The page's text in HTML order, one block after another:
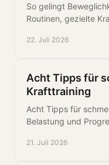
So gelingt
Routinen, gezielte
und Sport.
22. Juli 2026
Acht Tipps für
Krafttraining
Acht Tipps für
Belastung und
21. Juli 2026